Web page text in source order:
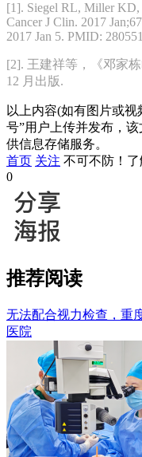
[1]. Siegel RL, Miller KD,
Cancer J Clin. 2017
2017 Jan 5. PMID:
[2]. 王建祥等，《邓家
12 月出版.
以上内容(如有图片或
号”用户上传并发布，
供信息存储服务。
首页 关注 不可不防！
0
推荐阅读
无法配合视力检查，重
医院